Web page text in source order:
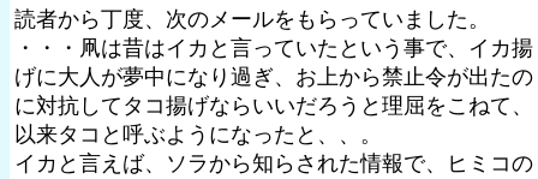
読者から丁度、次のメールをもらっていました。
・・・凧は昔はイカと言っていたという事で、イカ揚
げに大人が夢中になり過ぎ、お上から禁止令が出たの
に対抗してタコ揚げならいいだろうと理屈をこねて、
以来タコと呼ぶようになったと、、。
イカと言えば、ソラから知らされた情報で、ヒミコの